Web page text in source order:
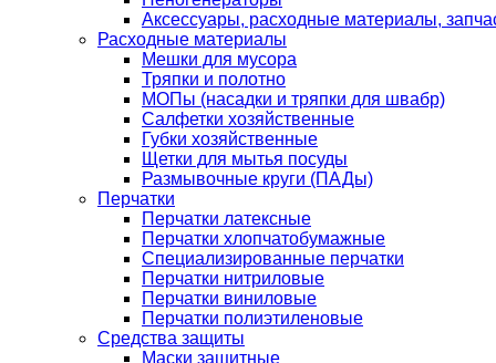
Аксессуары, расходные материалы,
Расходные материалы
Мешки для мусора
Тряпки и полотно
МОПы (насадки и тряпки для швабр)
Салфетки хозяйственные
Губки хозяйственные
Щетки для мытья посуды
Размывочные круги (ПАДы)
Перчатки
Перчатки латексные
Перчатки хлопчатобумажные
Специализированные перчатки
Перчатки нитриловые
Перчатки виниловые
Перчатки полиэтиленовые
Средства защиты
Маски защитные